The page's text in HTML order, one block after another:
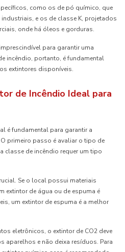
como os de pó químico, que
e os de classe K, projetados
onde há óleos e gorduras.
para garantir uma
incêndio, portanto, é fundamental
extintores disponíveis.
de Incêndio Ideal para
é fundamental para garantir a
primeiro passo é avaliar o tipo de
classe de incêndio requer um tipo
Se o local possui materiais
extintor de água ou de espuma é
um extintor de espuma é a melhor
eletrônicos, o extintor de CO2 deve
aparelhos e não deixa resíduos. Para